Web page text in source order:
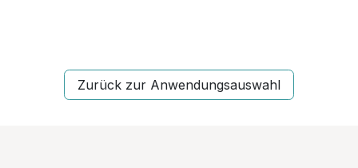
Zurück zur Anwendungsauswahl